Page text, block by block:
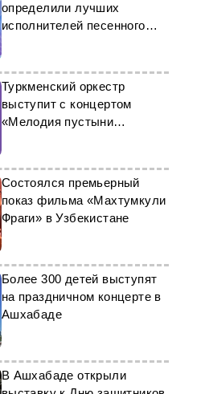
определили лучших
исполнителей песенного
конкурса «Ýaňlan, Diýarym!»
Туркменский оркестр
выступит с концертом
«Мелодия пустыни
Состоялся премьерный
показ фильма «Махтумкули
Фраги» в Узбекистане
Более 300 детей выступят
на праздничном концерте в
Ашхабаде
В Ашхабаде открыли